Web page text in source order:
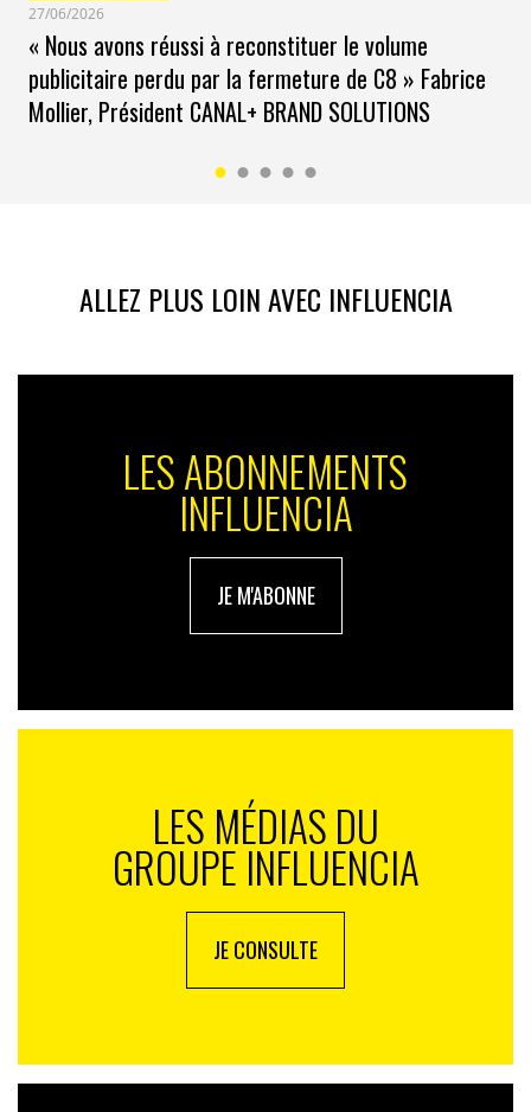
27/06/2026
« Nous avons réussi à reconstituer le volume
publicitaire perdu par la fermeture de C8 » Fabrice
Mollier, Président CANAL+ BRAND SOLUTIONS
ALLEZ PLUS LOIN AVEC INFLUENCIA
LES ABONNEMENTS
INFLUENCIA
JE M'ABONNE
LES MÉDIAS DU
GROUPE INFLUENCIA
JE CONSULTE